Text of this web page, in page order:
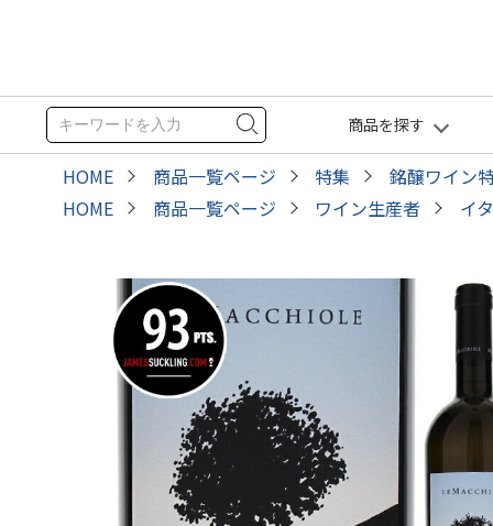
商品を探す
HOME 商品一覧ページ 特集
銘醸ワイン
HOME
商品一覧ページ ワイン生産者 イ